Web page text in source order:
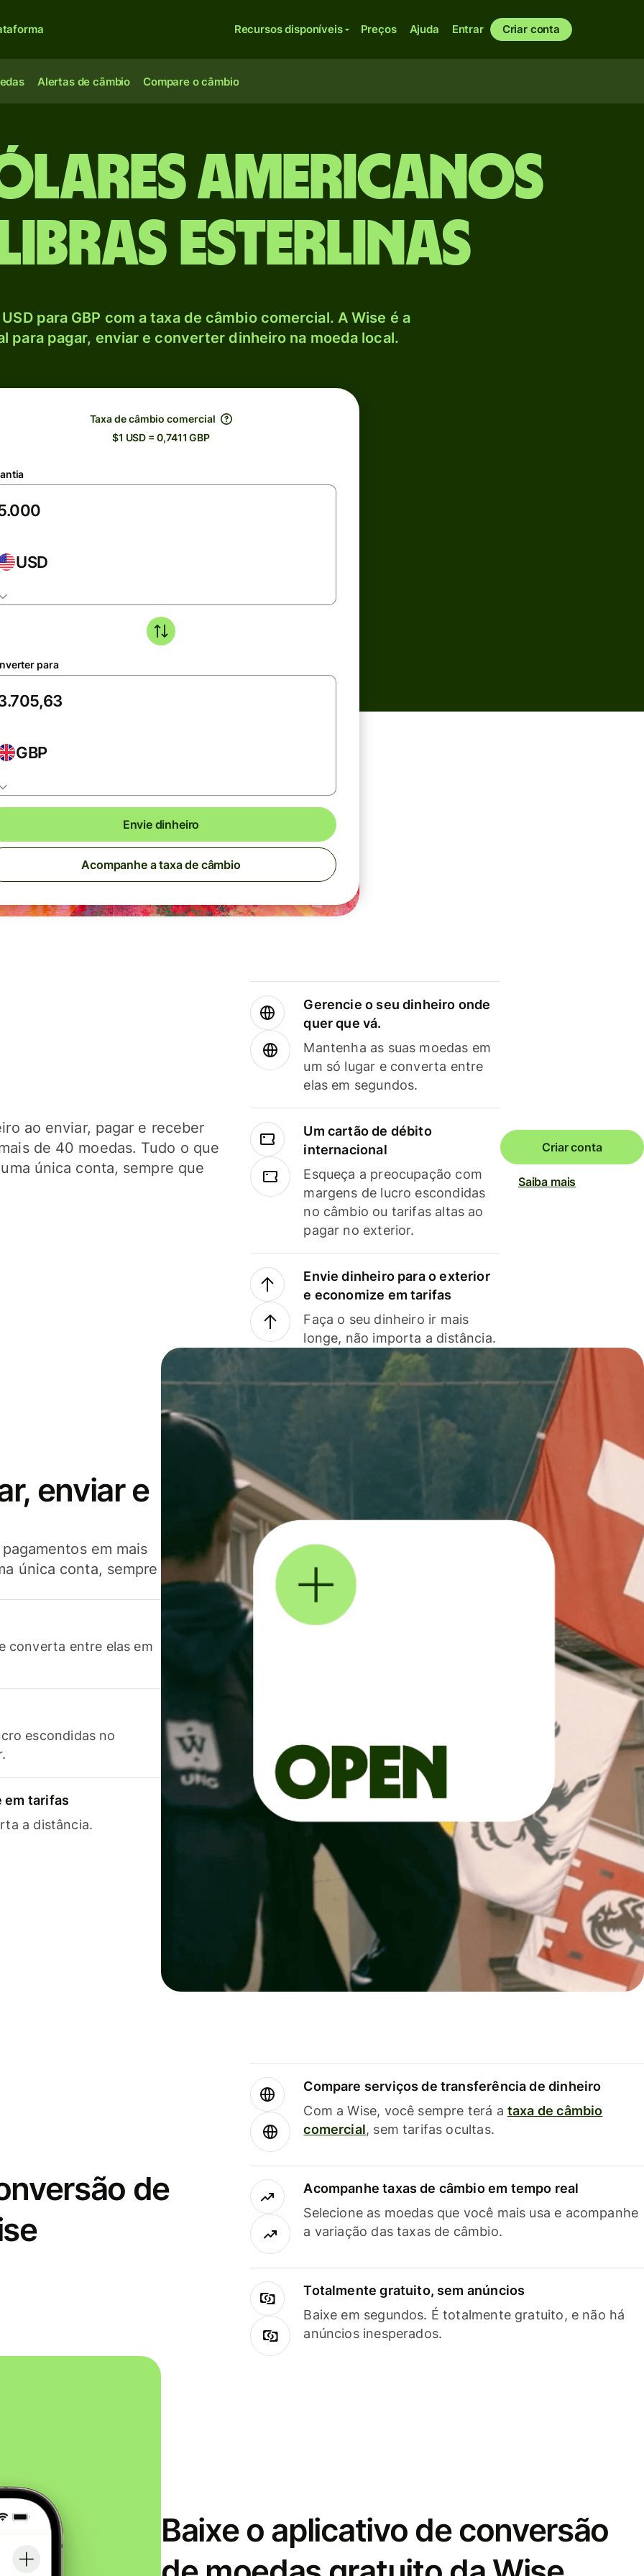
Recursos disponíveis Preços Ajuda Entrar Criar conta
Alertas de câmbio Compare o câmbio
americanos
esterlinas
para GBP com a taxa de câmbio comercial. A Wise é a
para pagar, enviar e converter dinheiro na moeda local.
Taxa de câmbio comercial
$1 USD = 0,7411 GBP
USD
para
GBP
Envie dinheiro
Acompanhe a taxa de câmbio
ao enviar, pagar e receber
de 40 moedas. Tudo o que
única conta, sempre que
Gerencie o seu dinheiro onde
quer que vá.
Mantenha as suas moedas em
um só lugar e converta entre
elas em segundos.
Um cartão de débito
internacional
Esqueça a preocupação com
margens de lucro escondidas
no câmbio ou tarifas altas ao
pagar no exterior.
Envie dinheiro para o exterior
e economize em tarifas
Faça o seu dinheiro ir mais
longe, não importa a distância.
Criar conta
Saiba mais
enviar e
em mais
única conta, sempre
converta entre elas em
escondidas no
em tarifas
a distância.
de
Compare serviços de transferência de dinheiro
Com a Wise, você sempre terá a taxa de câmbio
comercial, sem tarifas ocultas.
Acompanhe taxas de câmbio em tempo real
Selecione as moedas que você mais usa e acompanhe
a variação das taxas de câmbio.
Totalmente gratuito, sem anúncios
Baixe em segundos. É totalmente gratuito, e não há
anúncios inesperados.
Baixe o aplicativo de conversão